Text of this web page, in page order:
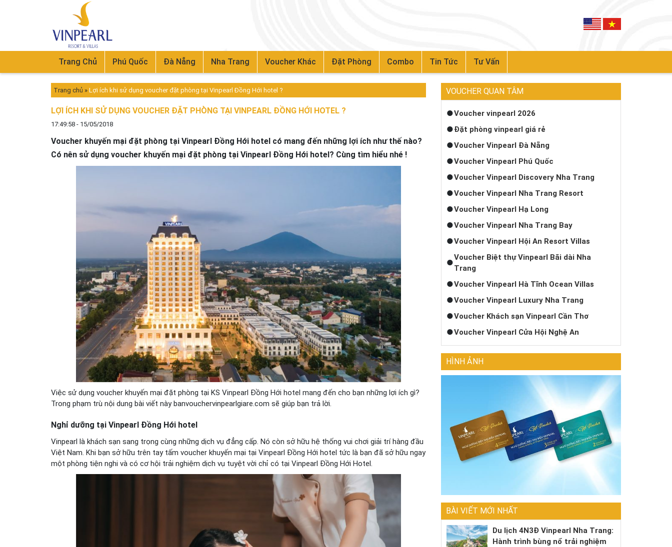
Trang Chủ Phú Quốc Đà Nẵng Nha Trang Voucher Khác Đặt Phòng Combo Tin Tức Tư Vấn
Trang chủ » Lợi ích khi sử dụng voucher đặt phòng tại Vinpearl Đồng Hới hotel ?
LỢI ÍCH KHI SỬ DỤNG VOUCHER ĐẶT PHÒNG TẠI VINPEARL ĐỒNG HỚI HOTEL ?
17:49:58 - 15/05/2018
Voucher khuyến mại đặt phòng tại Vinpearl Đồng Hới hotel có mang đến những lợi ích như thế nào?
Có nên sử dụng voucher khuyến mại đặt phòng tại Vinpearl Đồng Hới hotel? Cùng tìm hiểu nhé !
Việc sử dụng voucher khuyến mại đặt phòng tại KS Vinpearl Đồng Hới hotel mang đến cho bạn những lợi ích gì?
Trong phạm trù nội dung bài viết này banvouchervinpearlgiare.com sẽ giúp bạn trả lời.
Nghỉ dưỡng tại Vinpearl Đồng Hới hotel
Vinpearl là khách sạn sang trọng cùng những dịch vụ đẳng cấp. Nó còn sở hữu hệ thống vui chơi giải trí hàng đầu
Việt Nam. Khi bạn sở hữu trên tay tấm voucher khuyến mại tại Vinpearl Đồng Hới hotel tức là bạn đã sở hữu ngay
một phòng tiện nghi và có cơ hội trải nghiệm dịch vụ tuyệt vời chỉ có tại Vinpearl Đồng Hới Hotel.
VOUCHER QUAN TÂM
Voucher vinpearl 2026
Đặt phòng vinpearl giá rẻ
Voucher Vinpearl Đà Nẵng
Voucher Vinpearl Phú Quốc
Voucher Vinpearl Discovery Nha Trang
Voucher Vinpearl Nha Trang Resort
Voucher Vinpearl Hạ Long
Voucher Vinpearl Nha Trang Bay
Voucher Vinpearl Hội An Resort Villas
Voucher Biệt thự Vinpearl Bãi dài Nha
Trang
Voucher Vinpearl Hà Tĩnh Ocean Villas
Voucher Vinpearl Luxury Nha Trang
Voucher Khách sạn Vinpearl Cần Thơ
Voucher Vinpearl Cửa Hội Nghệ An
HÌNH ẢNH
BÀI VIẾT MỚI NHẤT
Du lịch 4N3Đ Vinpearl Nha Trang:
Hành trình bùng nổ trải nghiệm